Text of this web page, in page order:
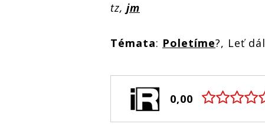
tz, jm
Témata: Poletíme?, Leť dál
0,00